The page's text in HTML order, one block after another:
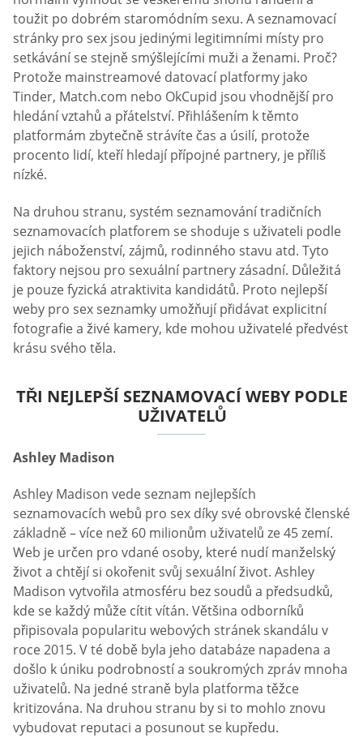
toužit po dobrém staromódním sexu. A seznamovací
stránky pro sex jsou jedinými legitimními místy pro
setkávání se stejně smýšlejícími muži a ženami. Proč?
Protože mainstreamové datovací platformy jako
Tinder, Match.com nebo OkCupid jsou vhodnější pro
hledání vztahů a přátelství. Přihlášením k těmto
platformám zbytečně strávíte čas a úsilí, protože
procento lidí, kteří hledají přípojné partnery, je příliš
nízké.
Na druhou stranu, systém seznamování tradičních
seznamovacích platforem se shoduje s uživateli podle
jejich náboženství, zájmů, rodinného stavu atd. Tyto
faktory nejsou pro sexuální partnery zásadní. Důležitá
je pouze fyzická atraktivita kandidátů. Proto nejlepší
weby pro sex seznamky umožňují přidávat explicitní
fotografie a živé kamery, kde mohou uživatelé předvést
krásu svého těla.
TŘI NEJLEPŠÍ SEZNAMOVACÍ WEBY PODLE
UŽIVATELŮ
Ashley Madison
Ashley Madison vede seznam nejlepších
seznamovacích webů pro sex díky své obrovské členské
základně – více než 60 milionům uživatelů ze 45 zemí.
Web je určen pro vdané osoby, které nudí manželský
život a chtějí si okořenit svůj sexuální život. Ashley
Madison vytvořila atmosféru bez soudů a předsudků,
kde se každý může cítit vítán. Většina odborníků
připisovala popularitu webových stránek skandálu v
roce 2015. V té době byla jeho databáze napadena a
došlo k úniku podrobností a soukromých zpráv mnoha
uživatelů. Na jedné straně byla platforma těžce
kritizována. Na druhou stranu by si to mohlo znovu
vybudovat reputaci a posunout se kupředu.